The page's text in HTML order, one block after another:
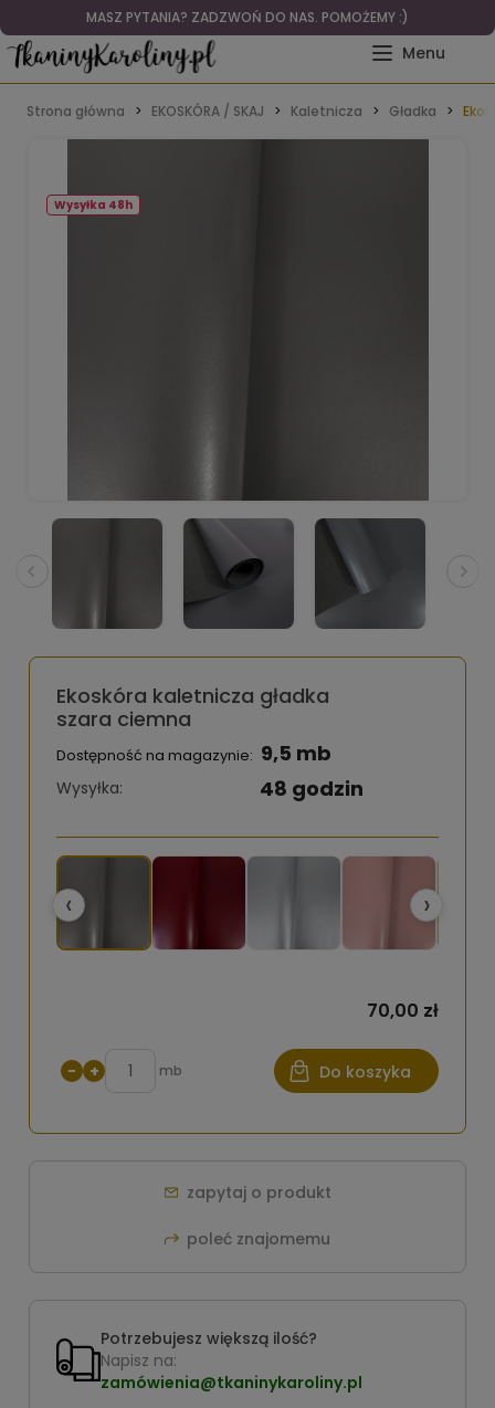
MASZ PYTANIA? ZADZWOŃ DO NAS. POMOŻEMY :)
Strona główna EKOSKÓRA / SKAJ Kaletnicza Gładka
Wysyłka 48h
Ekoskóra kaletnicza gładka
szara ciemna
Dostępność na magazynie: 9,5 mb
Wysyłka: 48 godzin
‹ ›
70,00 zł
− + mb Do koszyka
zapytaj o produkt
poleć znajomemu
Potrzebujesz większą ilość?
Napisz na:
zamówienia@tkaninykaroliny.pl